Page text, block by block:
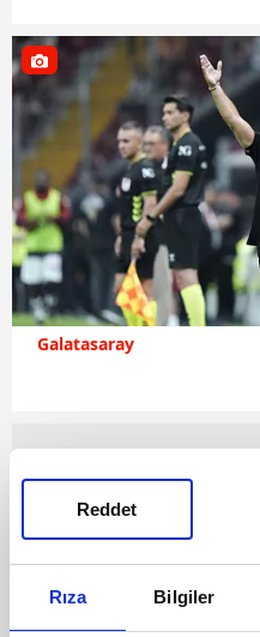
Rıza Bilgiler
Reddet
Galatasaray